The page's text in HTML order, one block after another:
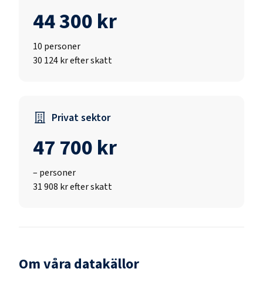
44 300 kr
10 personer
30 124 kr efter skatt
Privat sektor
47 700 kr
– personer
31 908 kr efter skatt
Om våra datakällor